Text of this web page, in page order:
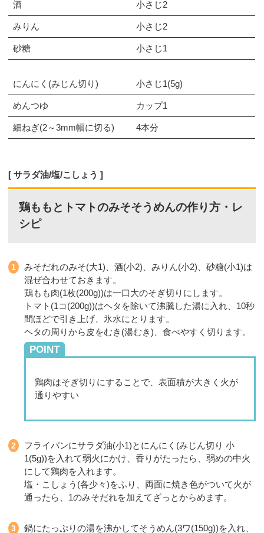
酒 小さじ2
みりん 小さじ2
砂糖 小さじ1
にんにく(みじん切り) 小さじ1(5g)
めんつゆ カップ1
細ねぎ(2～3mm幅に切る) 4本分
サラダ油/塩/こしょう
鶏ももとトマトのみそそうめんの作り方・レ
シピ
みそだれのみそ(大1)、酒(小2)、みりん(小2)、砂糖(小1)は
混ぜ合わせておきます。
鶏もも肉(1枚(200g))は一口大のそぎ切りにします。
トマト(1コ(200g))はヘタを除いて沸騰した湯に入れ、10秒
間ほどで引き上げ、氷水にとります。
ヘタの周りから皮をむき(湯むき)、食べやすく切ります。
POINT
鶏肉はそぎ切りにすることで、表面積が大きく火が
通りやすい
フライパンにサラダ油(小1)とにんにく(みじん切り 小
1(5g))を入れて弱火にかけ、香りがたったら、弱めの中火
にして鶏肉を入れます。
塩・こしょう(各少々)をふり、両面に焼き色がついて火が
通ったら、1のみそだれを加えてざっとからめます。
鍋にたっぷりの湯を沸かしてそうめん(3ワ(150g))を入れ、